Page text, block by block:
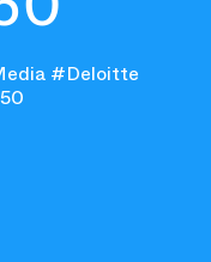
#Deloitte